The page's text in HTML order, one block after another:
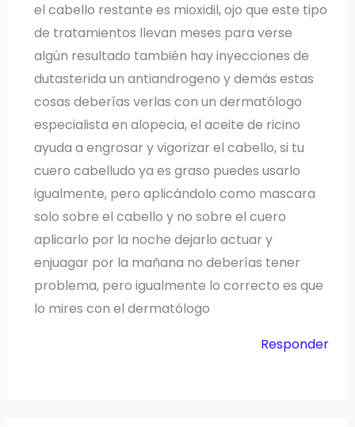
el cabello restante es mioxidil, ojo que este tipo
de tratamientos llevan meses para verse
algún resultado también hay inyecciones de
dutasterida un antiandrogeno y demás estas
cosas deberías verlas con un dermatólogo
especialista en alopecia, el aceite de ricino
ayuda a engrosar y vigorizar el cabello, si tu
cuero cabelludo ya es graso puedes usarlo
igualmente, pero aplicándolo como mascara
solo sobre el cabello y no sobre el cuero
aplicarlo por la noche dejarlo actuar y
enjuagar por la mañana no deberías tener
problema, pero igualmente lo correcto es que
lo mires con el dermatólogo
Responder